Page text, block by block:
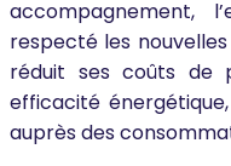
accompagnement,
respecté les
réduit ses coûts de
efficacité
auprès des